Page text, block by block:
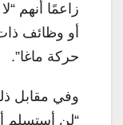
زاعمًا أنهم
أو وظائف
حركة ماغا”.
وفي مقابل
“لن أستسلم